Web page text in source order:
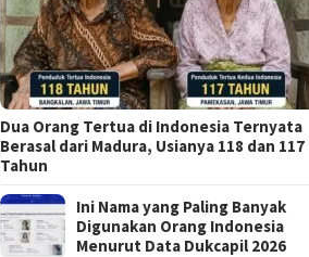
Dua Orang Tertua di Indonesia Ternyata
Berasal dari Madura, Usianya 118 dan 117
Tahun
Ini Nama yang Paling Banyak
Digunakan Orang Indonesia
Menurut Data Dukcapil 2026